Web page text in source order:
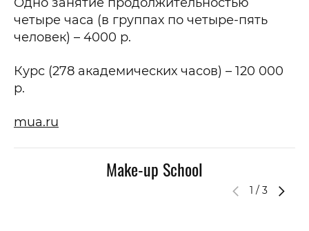
четыре часа (в группах по четыре-пять
человек) – 4000 р.
Курс (278 академических часов) – 120 000
р.
mua.ru
Make-up School
1 / 3